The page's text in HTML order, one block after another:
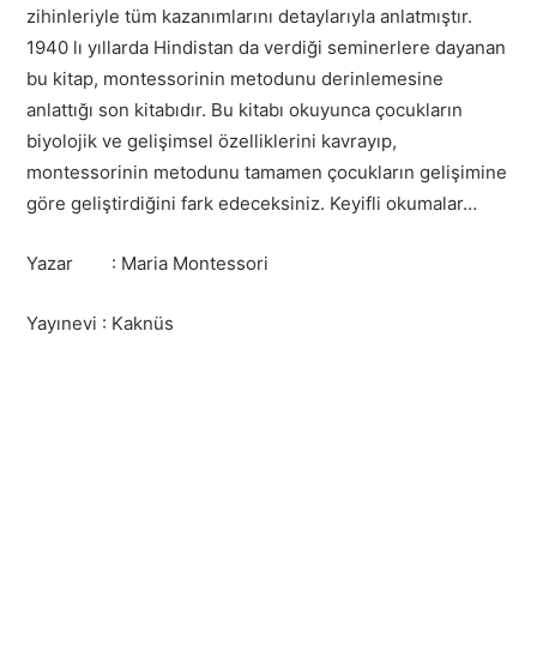
zihinleriyle tüm kazanımlarını detaylarıyla anlatmıştır.
1940 lı yıllarda Hindistan da verdiği seminerlere dayanan
bu kitap, montessorinin metodunu derinlemesine
anlattığı son kitabıdır. Bu kitabı okuyunca çocukların
biyolojik ve gelişimsel özelliklerini kavrayıp,
montessorinin metodunu tamamen çocukların gelişimine
göre geliştirdiğini fark edeceksiniz. Keyifli okumalar…
Yazar : Maria Montessori
Yayınevi : Kaknüs